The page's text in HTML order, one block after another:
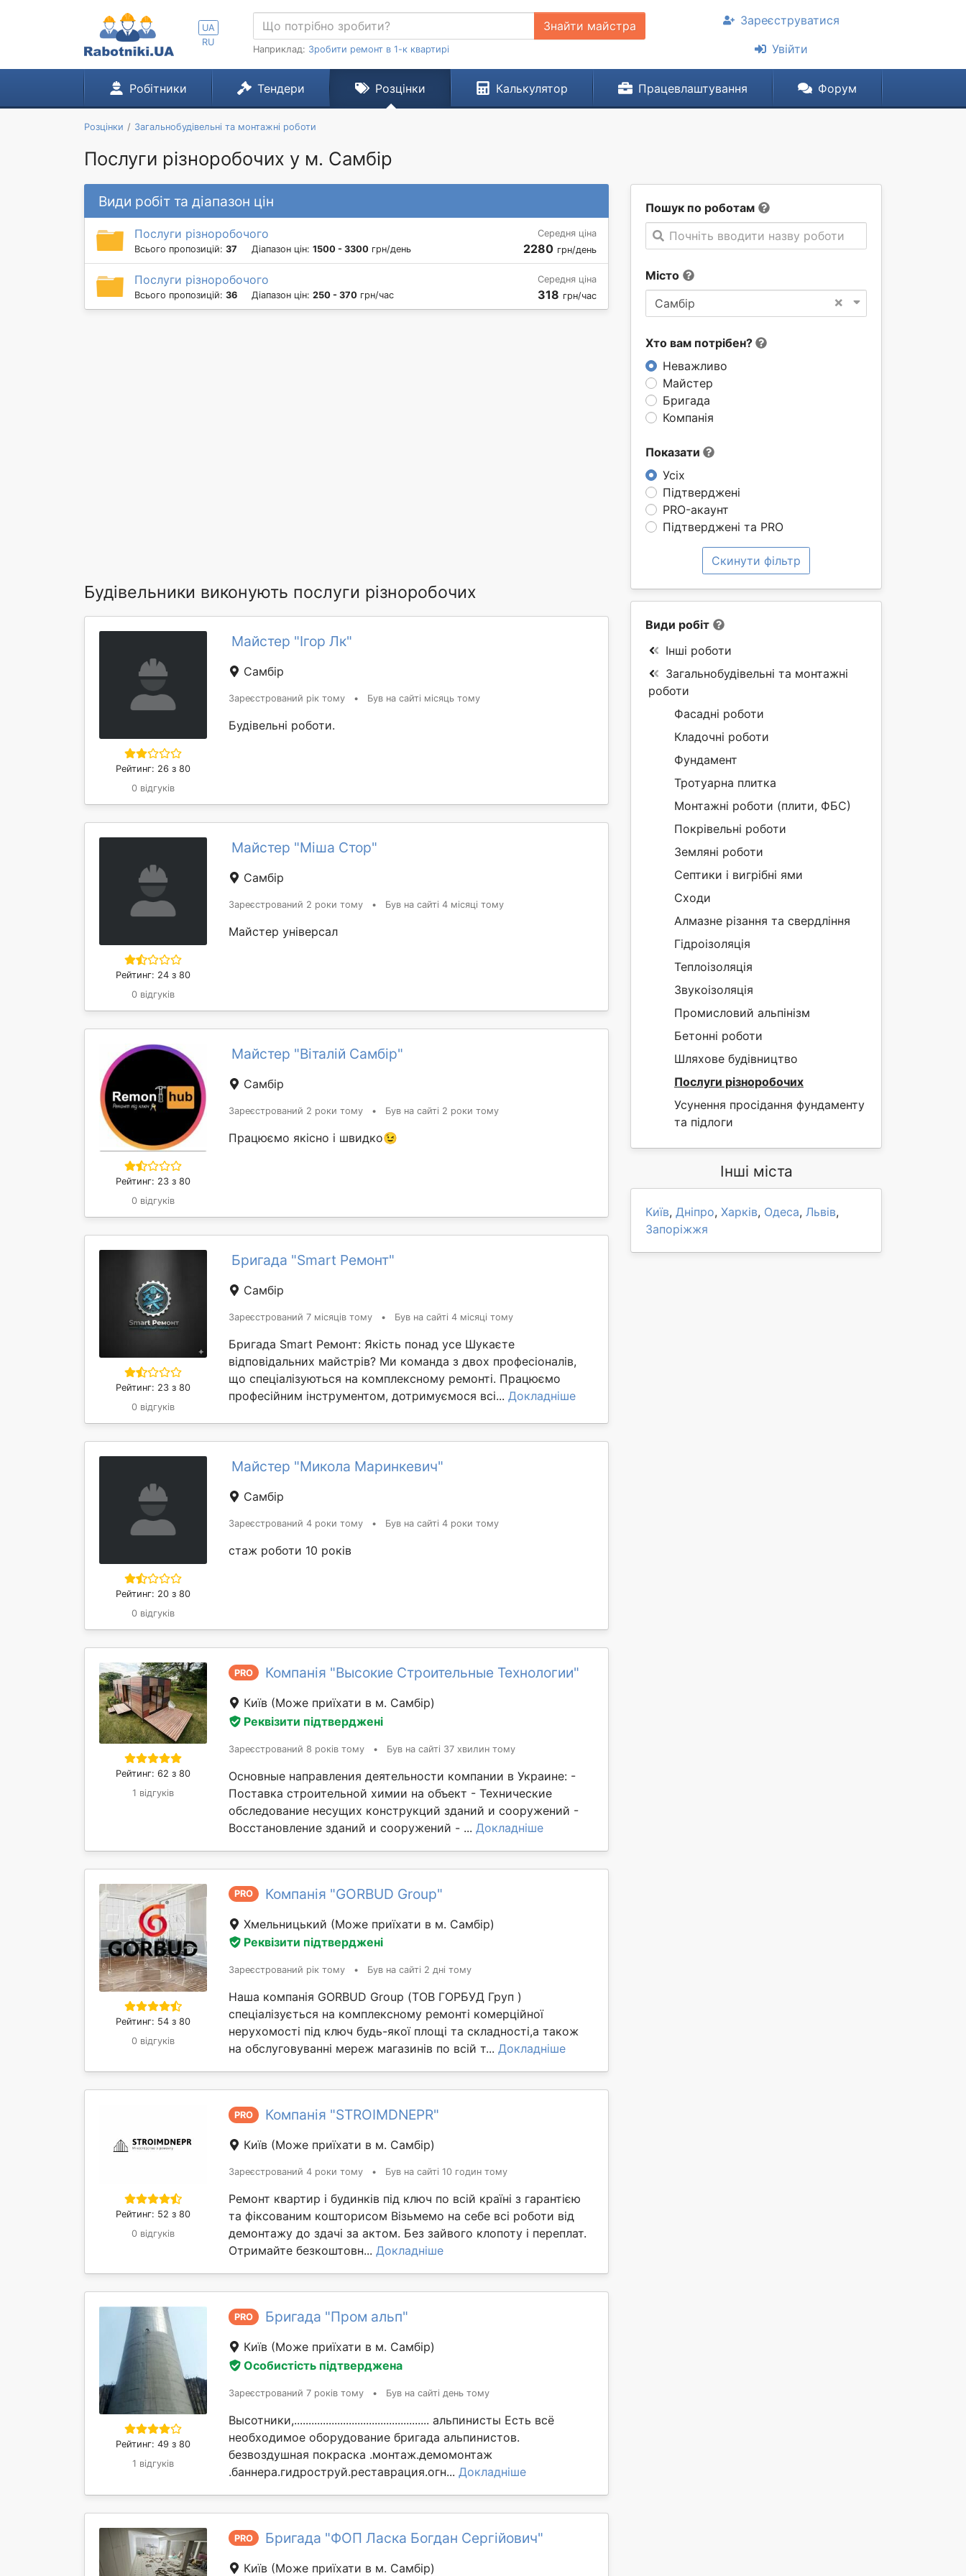
UA
RU
Знайти майстра
Наприклад: Зробити ремонт в 1-к квартирі
Зареєструватися
Увійти
Робітники Тендери Розцінки Калькулятор Працевлаштування Форум
Розцінки Загальнобудівельні та монтажні роботи
Послуги різноробочих у м. Самбір
Пошук по роботам
Почніть вводити назву роботи
Місто
×
Самбір
Хто вам потрібен?
Неважливо
Майстер
Бригада
Компанія
Показати
Усіх
Підтверджені
PRO-акаунт
Підтверджені та PRO
Скинути фільтр
Види робіт та діапазон цін
Послуги різноробочого
Всього пропозицій: 37 Діапазон цін: 1500 - 3300 грн/день
Середня ціна
2280 грн/день
Послуги різноробочого
Всього пропозицій: 36 Діапазон цін: 250 - 370 грн/час
Середня ціна
318 грн/час
Будівельники виконують послуги різноробочих
Рейтинг: 26 з 80
0 відгуків
Майстер "Ігор Лк"
Самбір
Зареєстрований рік тому • Був на сайті місяць тому
Будівельні роботи.
Рейтинг: 24 з 80
0 відгуків
Майстер "Міша Стор"
Самбір
Зареєстрований 2 роки тому • Був на сайті 4 місяці тому
Майстер універсал
Рейтинг: 23 з 80
0 відгуків
Майстер "Віталій Самбір"
Самбір
Зареєстрований 2 роки тому • Був на сайті 2 роки тому
Працюємо якісно і швидко😉
Рейтинг: 23 з 80
0 відгуків
Бригада "Smart Ремонт"
Самбір
Зареєстрований 7 місяців тому • Був на сайті 4 місяці тому
Бригада Smart Ремонт: Якість понад усе Шукаєте
відповідальних майстрів? Ми команда з двох професіоналів,
що спеціалізуються на комплексному ремонті. Працюємо
професійним інструментом, дотримуємося всі... Докладніше
Рейтинг: 20 з 80
0 відгуків
Майстер "Микола Маринкевич"
Самбір
Зареєстрований 4 роки тому • Був на сайті 4 роки тому
стаж роботи 10 років
Рейтинг: 62 з 80
1 відгуків
PRO Компанія "Высокие Строительные Технологии"
Київ (Може приїхати в м. Самбір)
Реквізити підтверджені
Зареєстрований 8 років тому • Був на сайті 37 хвилин тому
Основные направления деятельности компании в Украине: -
Поставка строительной химии на объект - Технические
обследование несущих конструкций зданий и сооружений -
Восстановление зданий и сооружений - ... Докладніше
Рейтинг: 54 з 80
0 відгуків
PRO Компанія "GORBUD Group"
Хмельницький (Може приїхати в м. Самбір)
Реквізити підтверджені
Зареєстрований рік тому • Був на сайті 2 дні тому
Наша компанія GORBUD Group (ТОВ ГОРБУД Груп )
спеціалізується на комплексному ремонті комерційної
нерухомості під ключ будь-якої площі та складності,а також
на обслуговуванні мереж магазинів по всій т... Докладніше
Рейтинг: 52 з 80
0 відгуків
PRO Компанія "STROIMDNEPR"
Київ (Може приїхати в м. Самбір)
Зареєстрований 4 роки тому • Був на сайті 10 годин тому
Ремонт квартир і будинків під ключ по всій країні з гарантією
та фіксованим кошторисом Візьмемо на себе всі роботи від
демонтажу до здачі за актом. Без зайвого клопоту і переплат.
Отримайте безкоштовн... Докладніше
Рейтинг: 49 з 80
1 відгуків
PRO Бригада "Пром альп"
Київ (Може приїхати в м. Самбір)
Особистість підтверджена
Зареєстрований 7 років тому • Був на сайті день тому
Высотники,............................................... альпинисты Есть всё
необходимое оборудование бригада альпинистов.
безвоздушная покраска .монтаж.демомонтаж
.баннера.гидроструй.реставрация.огн... Докладніше
PRO Бригада "ФОП Ласка Богдан Сергійович"
Київ (Може приїхати в м. Самбір)
Види робіт
Інші роботи
Загальнобудівельні та монтажні
роботи
Фасадні роботи
Кладочні роботи
Фундамент
Тротуарна плитка
Монтажні роботи (плити, ФБС)
Покрівельні роботи
Земляні роботи
Септики і вигрібні ями
Сходи
Алмазне різання та свердління
Гідроізоляція
Теплоізоляція
Звукоізоляція
Промисловий альпінізм
Бетонні роботи
Шляхове будівництво
Послуги різноробочих
Усунення просідання фундаменту
та підлоги
Інші міста
Київ, Дніпро, Харків, Одеса, Львів,
Запоріжжя